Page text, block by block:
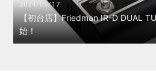
2024/05/17
【初台店】Friedman IR-D DUAL
始！